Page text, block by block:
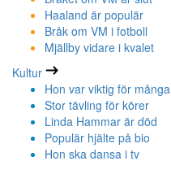
Haaland är populär
Bråk om VM i fotboll
Mjällby vidare i kvalet
Kultur
Hon var viktig för många
Stor tävling för körer
Linda Hammar är död
Populär hjälte på bio
Hon ska dansa i tv